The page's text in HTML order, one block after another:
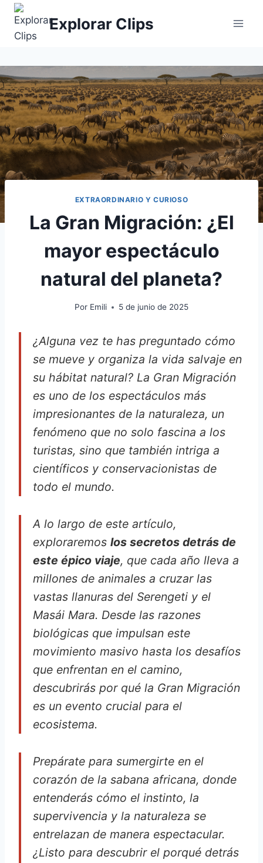
Saltar
contenido
Explorar Clips
EXTRAORDINARIO Y CURIOSO
La Gran Migración: ¿El
mayor espectáculo
natural del planeta?
Por Emili 5 de junio de 2025
¿Alguna vez te has preguntado cómo
se mueve y organiza la vida salvaje en
su hábitat natural? La Gran Migración
es uno de los espectáculos más
impresionantes de la naturaleza, un
fenómeno que no solo fascina a los
turistas, sino que también intriga a
científicos y conservacionistas de
todo el mundo.
A lo largo de este artículo,
exploraremos los secretos detrás de
este épico viaje, que cada año lleva a
millones de animales a cruzar las
vastas llanuras del Serengeti y el
Masái Mara. Desde las razones
biológicas que impulsan este
movimiento masivo hasta los desafíos
que enfrentan en el camino,
descubrirás por qué la Gran Migración
es un evento crucial para el
ecosistema.
Prepárate para sumergirte en el
corazón de la sabana africana, donde
entenderás cómo el instinto, la
supervivencia y la naturaleza se
entrelazan de manera espectacular.
¿Listo para descubrir el porqué detrás